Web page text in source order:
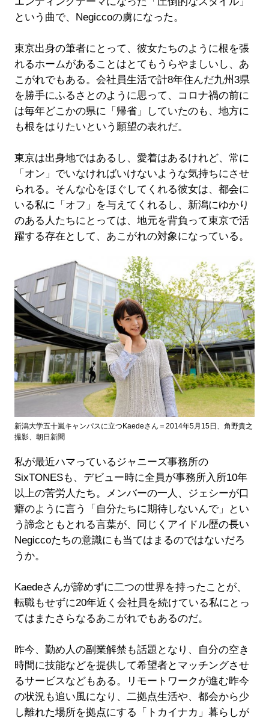
という曲で、Negiccoの虜になった。
東京出身の筆者にとって、彼女たちのように根を張
れるホームがあることはとてもうらやましいし、あ
こがれでもある。会社員生活で計8年住んだ九州3県
を勝手にふるさとのように思って、コロナ禍の前に
は毎年どこかの県に「帰省」していたのも、地方に
も根をはりたいという願望の表れだ。
東京は出身地ではあるし、愛着はあるけれど、常に
「オン」でいなければいけないような気持ちにさせ
られる。そんな心をほぐしてくれる彼女は、都会に
いる私に「オフ」を与えてくれるし、新潟にゆかり
のある人たちにとっては、地元を背負って東京で活
躍する存在として、あこがれの対象になっている。
新潟大学五十嵐キャンパスに立つKaedeさん＝2014年5月15日、角野貴之
撮影、朝日新聞
私が最近ハマっているジャニーズ事務所の
SixTONESも、デビュー時に全員が事務所入所10年
以上の苦労人たち。メンバーの一人、ジェシーが口
癖のように言う「自分たちに期待しないんで」とい
う諦念ともとれる言葉が、同じくアイドル歴の長い
Negiccoたちの意識にも当てはまるのではないだろ
うか。
Kaedeさんが諦めずに二つの世界を持ったことが、
転職もせずに20年近く会社員を続けている私にとっ
てはまたさらなるあこがれでもあるのだ。
昨今、勤め人の副業解禁も話題となり、自分の空き
時間に技能などを提供して希望者とマッチングさせ
るサービスなどもある。リモートワークが進む昨今
の状況も追い風になり、二拠点生活や、都会から少
し離れた場所を拠点にする「トカイナカ」暮らしが